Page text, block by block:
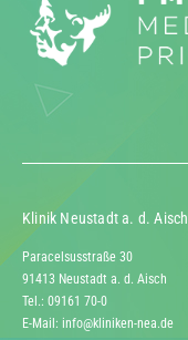
Klinik Neustadt a. d. Aisch
Paracelsusstraße 30
91413 Neustadt a. d. Aisch
Tel.: 09161 70-0
E-Mail: info@kliniken-nea.de